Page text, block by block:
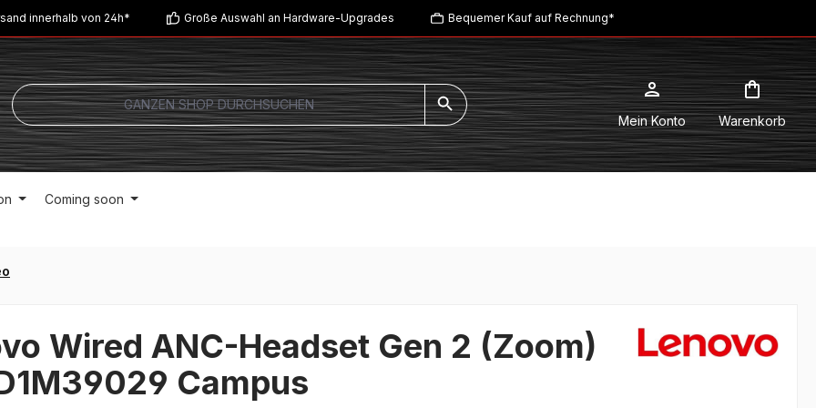
innerhalb von 24h* Große Auswahl an Hardware-Upgrades Bequemer Kauf auf Rechnung*
Mein Konto Warenkorb
Coming soon
Wired ANC-Headset Gen 2 (Zoom)
Campus